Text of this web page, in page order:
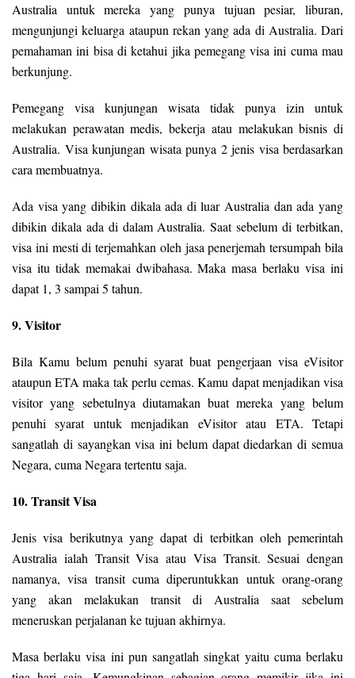
Australia untuk mereka yang punya tujuan pesiar, liburan,
mengunjungi keluarga ataupun rekan yang ada di Australia. Dari
pemahaman ini bisa di ketahui jika pemegang visa ini cuma mau
berkunjung.
Pemegang visa kunjungan wisata tidak punya izin untuk
melakukan perawatan medis, bekerja atau melakukan bisnis di
Australia. Visa kunjungan wisata punya 2 jenis visa berdasarkan
cara membuatnya.
Ada visa yang dibikin dikala ada di luar Australia dan ada yang
dibikin dikala ada di dalam Australia. Saat sebelum di terbitkan,
visa ini mesti di terjemahkan oleh jasa penerjemah tersumpah bila
visa itu tidak memakai dwibahasa. Maka masa berlaku visa ini
dapat 1, 3 sampai 5 tahun.
9. Visitor
Bila Kamu belum penuhi syarat buat pengerjaan visa eVisitor
ataupun ETA maka tak perlu cemas. Kamu dapat menjadikan visa
visitor yang sebetulnya diutamakan buat mereka yang belum
penuhi syarat untuk menjadikan eVisitor atau ETA. Tetapi
sangatlah di sayangkan visa ini belum dapat diedarkan di semua
Negara, cuma Negara tertentu saja.
10. Transit Visa
Jenis visa berikutnya yang dapat di terbitkan oleh pemerintah
Australia ialah Transit Visa atau Visa Transit. Sesuai dengan
namanya, visa transit cuma diperuntukkan untuk orang-orang
yang akan melakukan transit di Australia saat sebelum
meneruskan perjalanan ke tujuan akhirnya.
Masa berlaku visa ini pun sangatlah singkat yaitu cuma berlaku